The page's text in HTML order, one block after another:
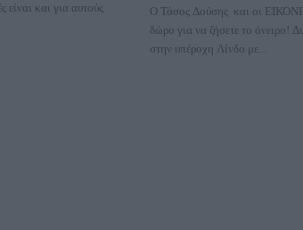
είναι και για αυτούς
Ο Τάσος Δούσης και οι
δώρο για να ζήσετε το όνειρο!
στην υπέροχη Λίνδο με...